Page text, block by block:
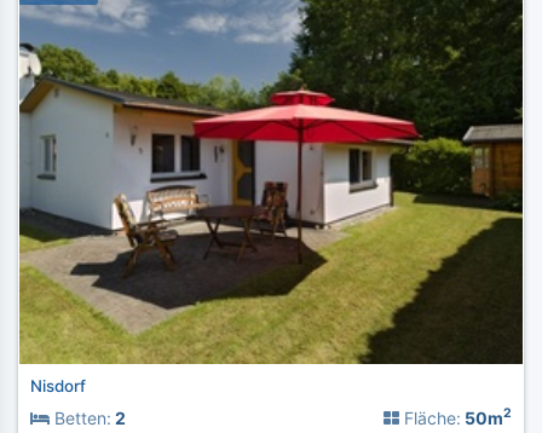
Nisdorf
Betten: 2 Fläche: 50m2